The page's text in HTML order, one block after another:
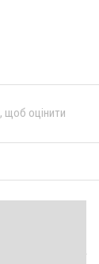
, щоб оцінити